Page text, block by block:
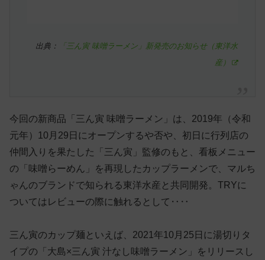
出典：
「三ん寅 味噌ラーメン」新発売のお知らせ（東洋水
産）
今回の新商品「三ん寅 味噌ラーメン」は、2019年（令和
元年）10月29日にオープンするや否や、初日に行列店の
仲間入りを果たした「三ん寅」監修のもと、看板メニュー
の「味噌らーめん」を再現したカップラーメンで、マルち
ゃんのブランドで知られる東洋水産と共同開発。TRYに
ついてはレビューの際に触れるとして‥‥
三ん寅のカップ麺といえば、2021年10月25日に湯切りタ
イプの「大島×三ん寅 汁なし味噌ラーメン」をリリースし